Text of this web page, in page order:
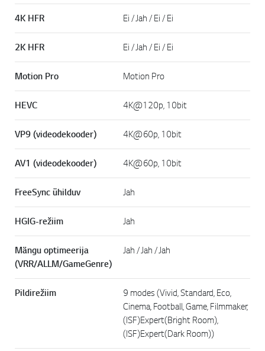
4K HFR Ei / Jah / Ei / Ei
2K HFR Ei / Jah / Ei / Ei
Motion Pro Motion Pro
HEVC 4K@120p, 10bit
VP9 (videodekooder) 4K@60p, 10bit
AV1 (videodekooder) 4K@60p, 10bit
FreeSync ühilduv Jah
HGIG-režiim Jah
Mängu optimeerija
(VRR/ALLM/GameGenre)
Jah / Jah / Jah
Pildirežiim
9 modes (Vivid, Standard, Eco,
Cinema, Football, Game, Filmmaker,
(ISF)Expert(Bright Room),
(ISF)Expert(Dark Room))